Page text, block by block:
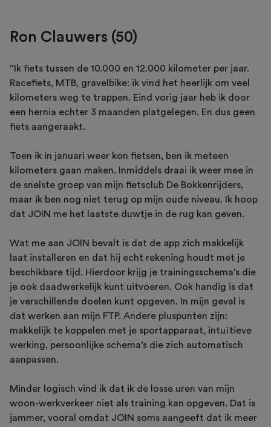
Ron Clauwers (50)
“Ik fiets tussen de 10.000 en 12.000 kilometer per jaar.
Racefiets, MTB, gravelbike: ik vind het heerlijk om veel
kilometers weg te trappen. Eind vorig jaar heb ik door
een hernia echter 3 maanden platgelegen. En dus geen
fiets aangeraakt.
Toen ik in januari weer kon fietsen, ben ik meteen
kilometers gaan maken. Inmiddels draai ik weer mee in
de snelste groep van mijn fietsclub De Bokkenrijders,
maar ik ben nog niet terug op mijn oude niveau. Ik hoop
dat JOIN me het laatste duwtje in de rug kan geven.
Wat me aan JOIN bevalt is dat de app zich makkelijk
laat installeren en dat hij echt rekening houdt met je
beschikbare tijd. Hierdoor krijg je trainingsschema’s die
je ook daadwerkelijk kunt uitvoeren. Ook handig is dat
je verschillende doelen kunt opgeven. In mijn geval is
dat werken aan mijn FTP. Andere pluspunten zijn:
makkelijk te koppelen met je sportapparaat, intuïtieve
werking, persoonlijke schema’s die zich automatisch
aanpassen.
Minder logisch vind ik dat ik de losse uren van mijn
woon-werkverkeer niet als training kan opgeven. Dat is
jammer, vooral omdat JOIN soms aangeeft dat ik meer